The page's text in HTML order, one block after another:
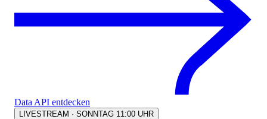
Data API entdecken
LIVESTREAM · SONNTAG 11:00 UHR